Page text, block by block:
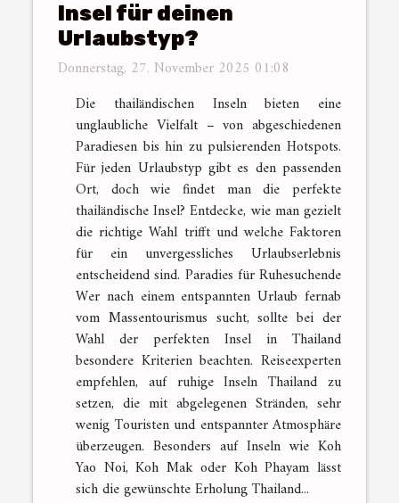
Insel für deinen
Urlaubstyp?
Donnerstag, 27. November 2025 01:08
Die thailändischen Inseln bieten eine
unglaubliche Vielfalt – von abgeschiedenen
Paradiesen bis hin zu pulsierenden Hotspots.
Für jeden Urlaubstyp gibt es den passenden
Ort, doch wie findet man die perfekte
thailändische Insel? Entdecke, wie man gezielt
die richtige Wahl trifft und welche Faktoren
für ein unvergessliches Urlaubserlebnis
entscheidend sind. Paradies für Ruhesuchende
Wer nach einem entspannten Urlaub fernab
vom Massentourismus sucht, sollte bei der
Wahl der perfekten Insel in Thailand
besondere Kriterien beachten. Reiseexperten
empfehlen, auf ruhige Inseln Thailand zu
setzen, die mit abgelegenen Stränden, sehr
wenig Touristen und entspannter Atmosphäre
überzeugen. Besonders auf Inseln wie Koh
Yao Noi, Koh Mak oder Koh Phayam lässt
sich die gewünschte Erholung Thailand...